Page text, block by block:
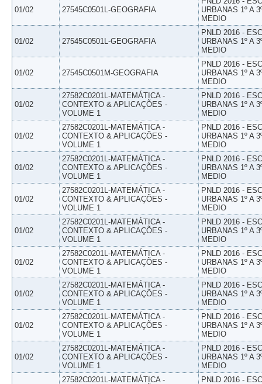
01/02 27545C0501L-GEOGRAFIA
URBANAS 1º A
MEDIO
01/02 27545C0501L-GEOGRAFIA
PNLD 2016 -
URBANAS 1º A
MEDIO
01/02 27545C0501M-GEOGRAFIA
PNLD 2016 -
URBANAS 1º A
MEDIO
01/02
27582C0201L-MATEMÁTICA -
CONTEXTO & APLICAÇÕES -
VOLUME 1
PNLD 2016 -
URBANAS 1º A
MEDIO
01/02
27582C0201L-MATEMÁTICA -
CONTEXTO & APLICAÇÕES -
VOLUME 1
PNLD 2016 -
URBANAS 1º A
MEDIO
01/02
27582C0201L-MATEMÁTICA -
CONTEXTO & APLICAÇÕES -
VOLUME 1
PNLD 2016 -
URBANAS 1º A
MEDIO
01/02
27582C0201L-MATEMÁTICA -
CONTEXTO & APLICAÇÕES -
VOLUME 1
PNLD 2016 -
URBANAS 1º A
MEDIO
01/02
27582C0201L-MATEMÁTICA -
CONTEXTO & APLICAÇÕES -
VOLUME 1
PNLD 2016 -
URBANAS 1º A
MEDIO
01/02
27582C0201L-MATEMÁTICA -
CONTEXTO & APLICAÇÕES -
VOLUME 1
PNLD 2016 -
URBANAS 1º A
MEDIO
01/02
27582C0201L-MATEMÁTICA -
CONTEXTO & APLICAÇÕES -
VOLUME 1
PNLD 2016 -
URBANAS 1º A
MEDIO
01/02
27582C0201L-MATEMÁTICA -
CONTEXTO & APLICAÇÕES -
VOLUME 1
PNLD 2016 -
URBANAS 1º A
MEDIO
01/02
27582C0201L-MATEMÁTICA -
CONTEXTO & APLICAÇÕES -
VOLUME 1
PNLD 2016 -
URBANAS 1º A
MEDIO
27582C0201L-MATEMÁTICA -
PNLD 2016 -